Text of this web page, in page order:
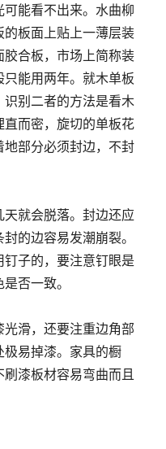
能看不出来。水曲柳
板面上贴上一薄层装
合板，市场上简称装
能用两年。就木单板
别二者的方法是看木
而密，旋切的单板花
部分必须封边，不封
就会脱落。封边还应
的边容易发潮崩裂。
子的，要注意钉眼是
否一致。
滑，还要注重边角部
易掉漆。家具的橱
漆板材容易弯曲而且